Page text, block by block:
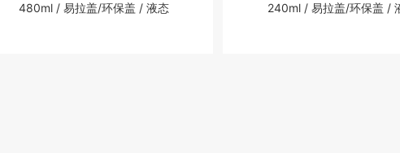
480ml / 易拉盖/环保盖 / 液态 240ml / 易拉盖/环保盖 /